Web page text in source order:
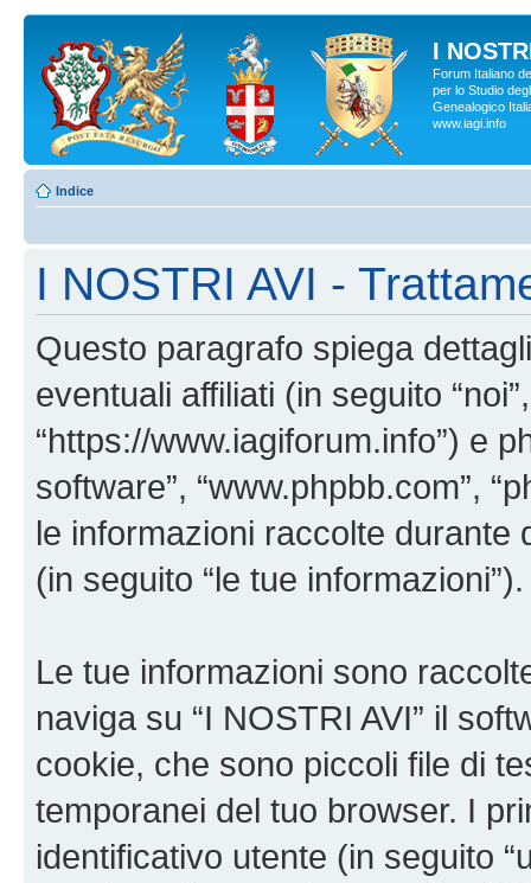
I
Forum Italiano
per lo Studio
Genealogico
www.iagi.info
Indice
I NOSTRI AVI -
Questo paragrafo spiega
eventuali affiliati (in seguito
“https://www.iagiforum.info”) e
software”, “www.phpbb.com”,
le informazioni raccolte durante
(in seguito “le tue informazioni”).
Le tue informazioni sono
naviga su “I NOSTRI AVI” il
cookie, che sono piccoli file di
temporanei del tuo browser. I
identificativo utente (in seguito